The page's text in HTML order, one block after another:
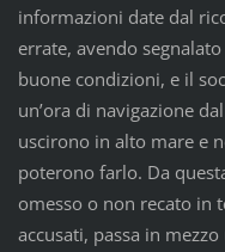
informazioni date dal
errate, avendo
buone condizioni, e il
un’ora di navigazione
uscirono in alto mare e
poterono farlo. Da
omesso o non recato in
accusati, passa in